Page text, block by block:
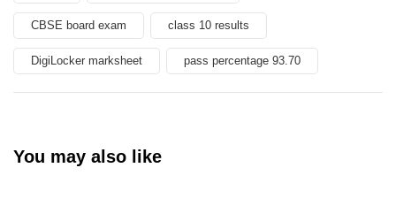
CBSE board exam class 10 results
DigiLocker marksheet pass percentage 93.70
You may also like